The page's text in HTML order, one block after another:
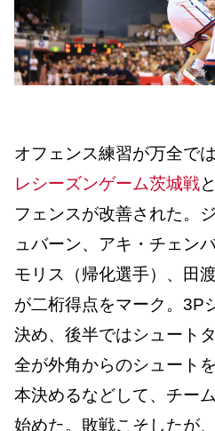
オフェンス練習が万全で
レシーズンゲーム茨城戦
フェンスが改善された。
ュバーン、アキ・チェン
モリス（帰化選手）、田
が二桁得点をマーク。3P
決め、後半ではシュート
全が外角からのシュート
本決めるなどして、チー
始めた。 敗戦こそしたが